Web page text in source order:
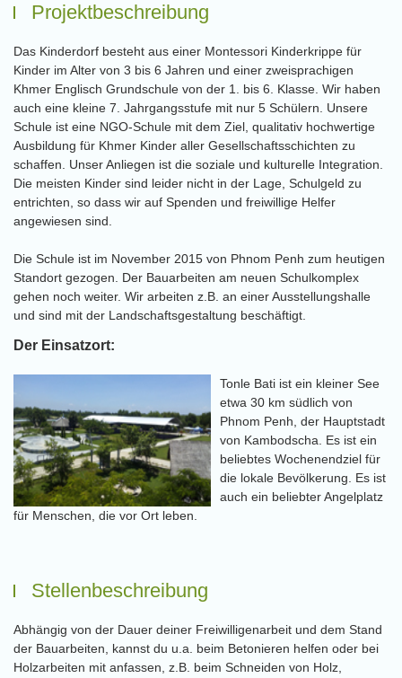
Projektbeschreibung
Das Kinderdorf besteht aus einer Montessori Kinderkrippe für
Kinder im Alter von 3 bis 6 Jahren und einer zweisprachigen
Khmer Englisch Grundschule von der 1. bis 6. Klasse. Wir haben
auch eine kleine 7. Jahrgangsstufe mit nur 5 Schülern. Unsere
Schule ist eine NGO-Schule mit dem Ziel, qualitativ hochwertige
Ausbildung für Khmer Kinder aller Gesellschaftsschichten zu
schaffen. Unser Anliegen ist die soziale und kulturelle Integration.
Die meisten Kinder sind leider nicht in der Lage, Schulgeld zu
entrichten, so dass wir auf Spenden und freiwillige Helfer
angewiesen sind.
Die Schule ist im November 2015 von Phnom Penh zum heutigen
Standort gezogen. Der Bauarbeiten am neuen Schulkomplex
gehen noch weiter. Wir arbeiten z.B. an einer Ausstellungshalle
und sind mit der Landschaftsgestaltung beschäftigt.
Der Einsatzort:
Tonle Bati ist ein kleiner See
etwa 30 km südlich von
Phnom Penh, der Hauptstadt
von Kambodscha. Es ist ein
beliebtes Wochenendziel für
die lokale Bevölkerung. Es ist
auch ein beliebter Angelplatz
für Menschen, die vor Ort leben.
Stellenbeschreibung
Abhängig von der Dauer deiner Freiwilligenarbeit und dem Stand
der Bauarbeiten, kannst du u.a. beim Betonieren helfen oder bei
Holzarbeiten mit anfassen, z.B. beim Schneiden von Holz,